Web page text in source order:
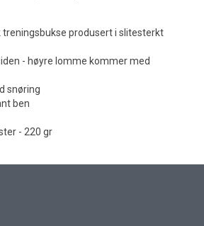
produsert i slitesterkt
- høyre lomme kommer med
snøring
ben
- 220 gr